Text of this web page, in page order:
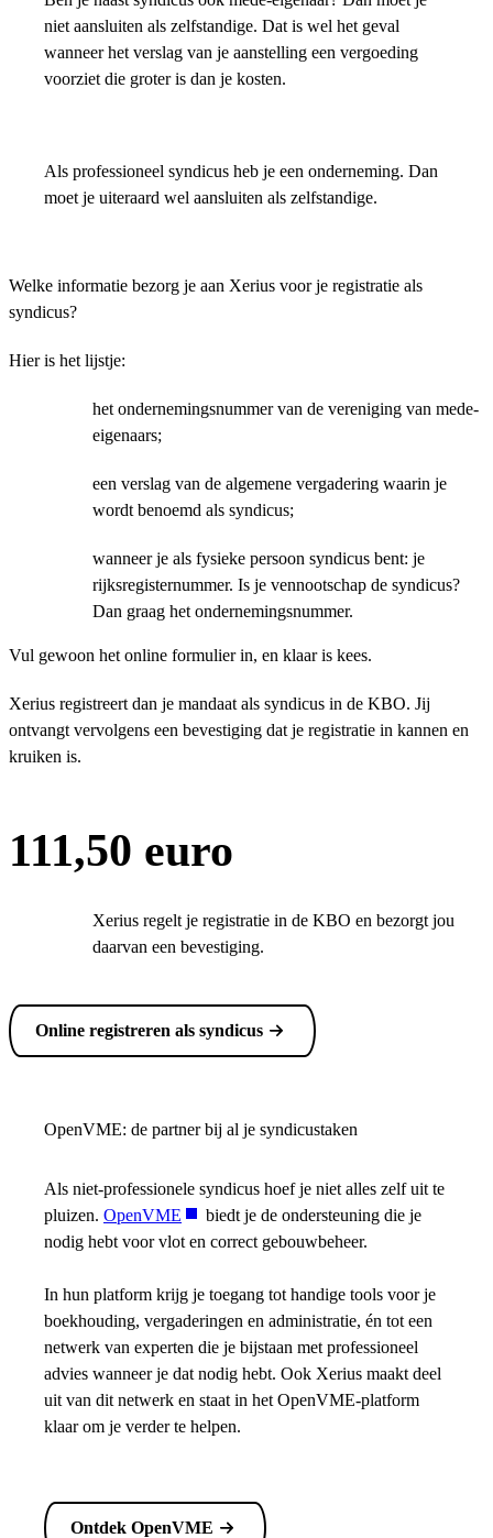
niet aansluiten als zelfstandige. Dat is wel het geval
wanneer het verslag van je aanstelling een vergoeding
voorziet die groter is dan je kosten.
Als professioneel syndicus heb je een onderneming. Dan
moet je uiteraard wel aansluiten als zelfstandige.
Welke informatie bezorg je aan Xerius voor je registratie als
syndicus?
Hier is het lijstje:
het ondernemingsnummer van de vereniging van mede-
eigenaars;
een verslag van de algemene vergadering waarin je
wordt benoemd als syndicus;
wanneer je als fysieke persoon syndicus bent: je
rijksregisternummer. Is je vennootschap de syndicus?
Dan graag het ondernemingsnummer.
Vul gewoon het online formulier in, en klaar is kees.
Xerius registreert dan je mandaat als syndicus in de KBO. Jij
ontvangt vervolgens een bevestiging dat je registratie in kannen en
kruiken is.
111,50 euro
Xerius regelt je registratie in de KBO en bezorgt jou
daarvan een bevestiging.
Online registreren als syndicus
OpenVME: de partner bij al je syndicustaken
Als niet-professionele syndicus hoef je niet alles zelf uit te
pluizen. OpenVME
biedt je de ondersteuning die je
nodig hebt voor vlot en correct gebouwbeheer.
In hun platform krijg je toegang tot handige tools voor je
boekhouding, vergaderingen en administratie, én tot een
netwerk van experten die je bijstaan met professioneel
advies wanneer je dat nodig hebt. Ook Xerius maakt deel
uit van dit netwerk en staat in het OpenVME-platform
klaar om je verder te helpen.
Ontdek OpenVME